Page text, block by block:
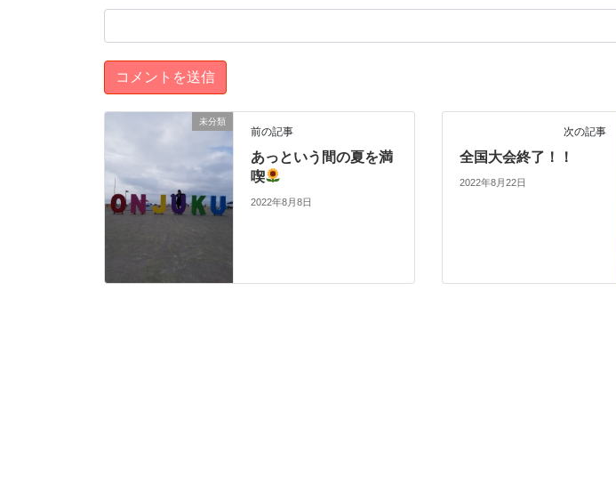
未分類
前の記事
あっという間の夏を満
喫
2022年8月8日
次の記事
全国大会終了！！
2022年8月22日